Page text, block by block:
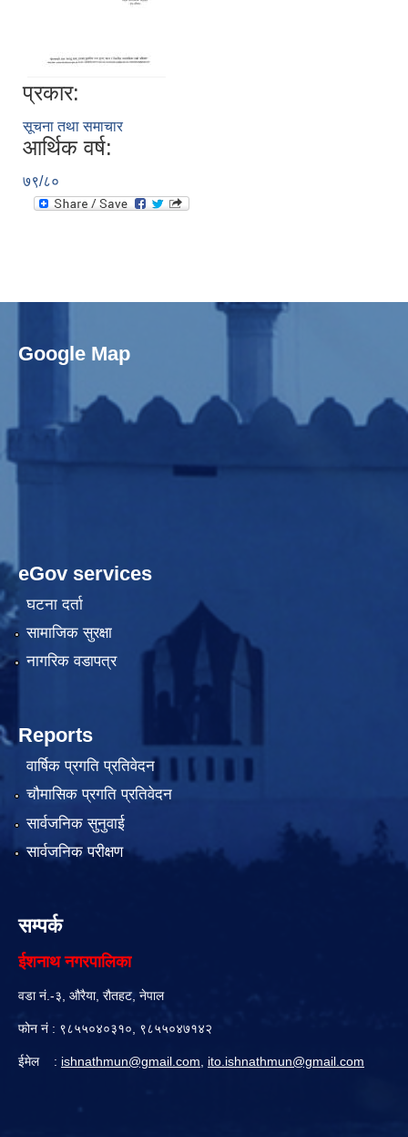
प्रकार:
सूचना तथा समाचार
आर्थिक वर्ष:
७९/८०
Google Map
eGov services
घटना दर्ता
सामाजिक सुरक्षा
नागरिक वडापत्र
Reports
वार्षिक प्रगति प्रतिवेदन
चौमासिक प्रगति प्रतिवेदन
सार्वजनिक सुनुवाई
सार्वजनिक परीक्षण
सम्पर्क
ईशनाथ नगरपालिका
वडा नं.-३, औरैया, रौतहट, नेपाल
फोन नं : ९८५५०४०३१०, ९८५५०४७१४२
ईमेल : ishnathmun@gmail.com ito.ishnathmun@gmail.com